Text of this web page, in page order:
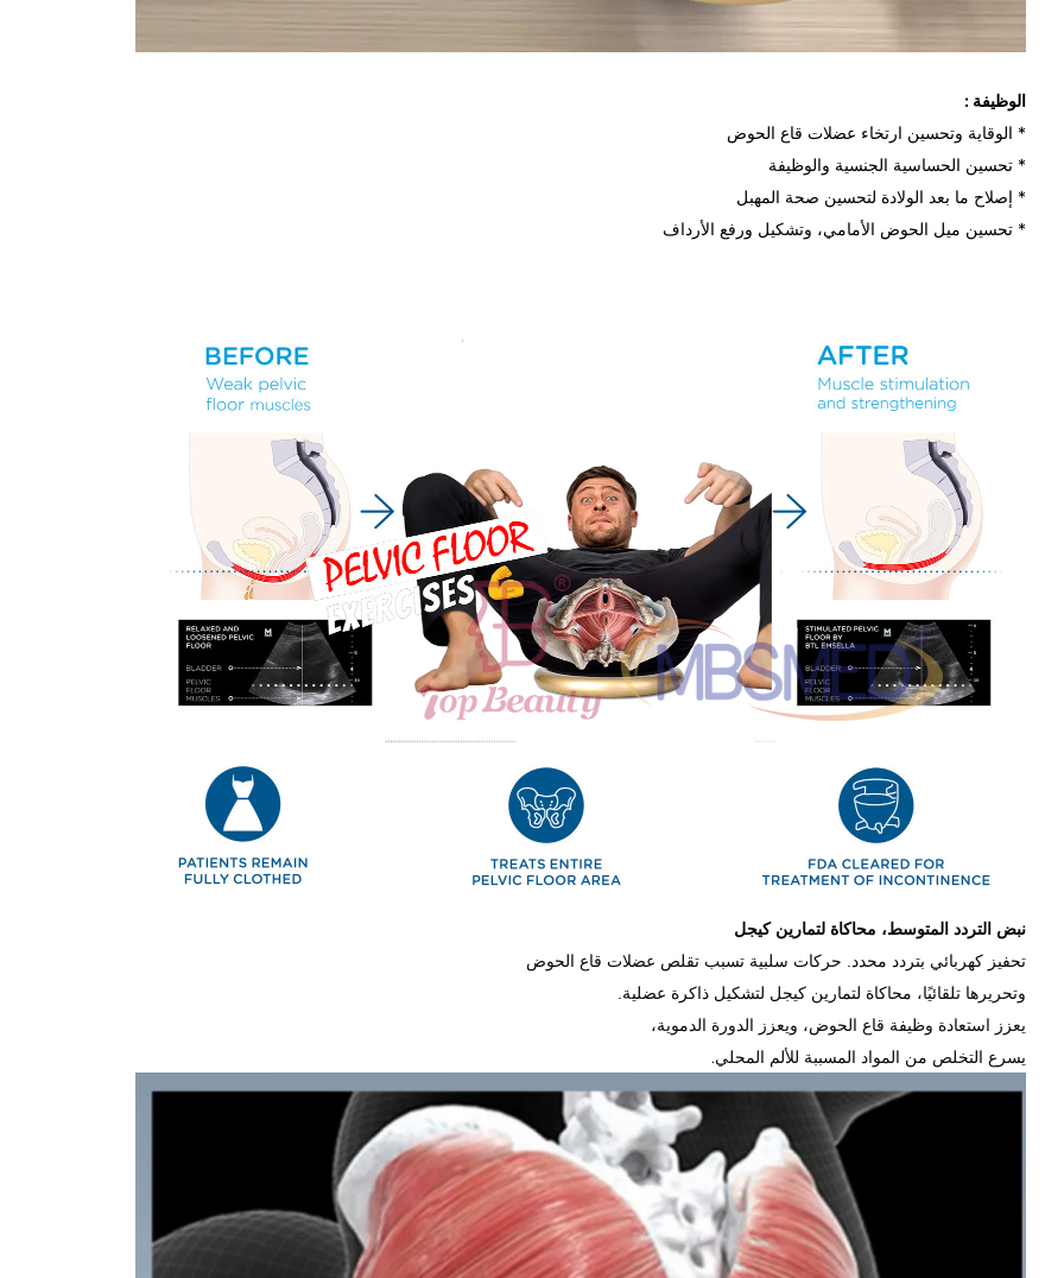
الوظيفة :
* الوقاية وتحسين ارتخاء عضلات قاع الحوض
* تحسين الحساسية الجنسية والوظيفة
* إصلاح ما بعد الولادة لتحسين صحة المهبل
* تحسين ميل الحوض الأمامي، وتشكيل ورفع الأرداف
نبض التردد المتوسط، محاكاة لتمارين كيجل
تحفيز كهربائي بتردد محدد. حركات سلبية تسبب تقلص عضلات قاع الحوض
وتحريرها تلقائيًا، محاكاة لتمارين كيجل لتشكيل ذاكرة عضلية.
يعزز استعادة وظيفة قاع الحوض، ويعزز الدورة الدموية،
يسرع التخلص من المواد المسببة للألم المحلي.